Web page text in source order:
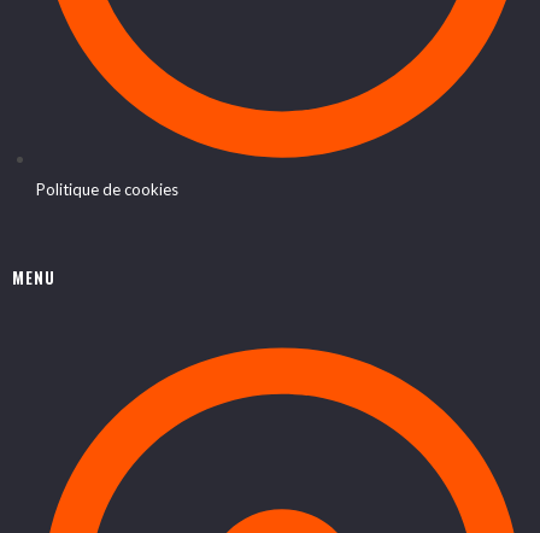
Politique de cookies
MENU